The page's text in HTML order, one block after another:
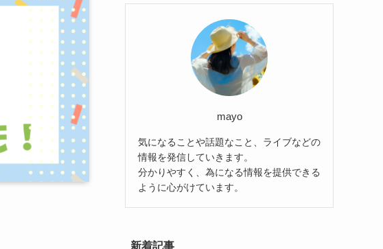
mayo
気になることや話題なこと、ライブなどの
情報を発信していきます。
分かりやすく、為になる情報を提供できる
ように心がけています。
新着記事